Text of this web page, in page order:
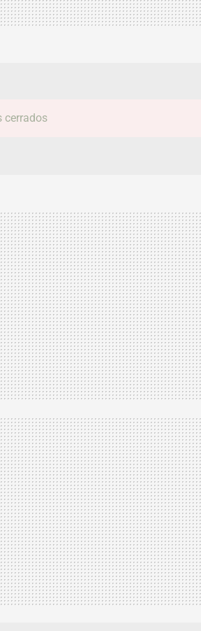
cerrados